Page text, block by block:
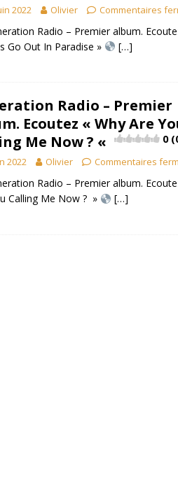
2022 Olivier Commentaires
Radio – Premier album.
Go Out In Paradise »
[…]
Radio – Premier
Ecoutez « Why Are
Me Now ? «
0
2022 Olivier Commentaires
Radio – Premier album.
Calling Me Now ? »
[…]